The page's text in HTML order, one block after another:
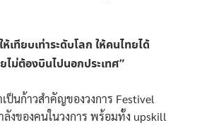
เทียบเท่าระดับโลก ให้คนไทยได้
ม่ต้องบินไปนอกประเทศ”
ป็นก้าวสำคัญของวงการ Festivel
งของคนในวงการ พร้อมทั้ง upskill